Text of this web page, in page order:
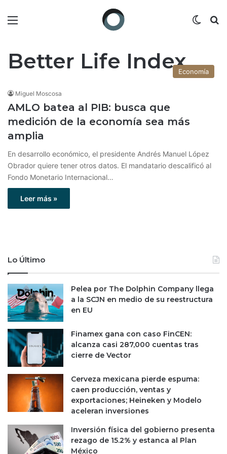
Better Life IndexEconomía
Miguel Moscosa
AMLO batea al PIB: busca que
medición de la economía sea más
amplia
En desarrollo económico, el presidente Andrés Manuel López
Obrador quiere tener otros datos. El mandatario descalificó al
Fondo Monetario Internacional…
Leer más »
Lo Último
Pelea por The Dolphin Company llega
a la SCJN en medio de su reestructura
en EU
Finamex gana con caso FinCEN:
alcanza casi 287,000 cuentas tras
cierre de Vector
Cerveza mexicana pierde espuma:
caen producción, ventas y
exportaciones; Heineken y Modelo
aceleran inversiones
Inversión física del gobierno presenta
rezago de 15.2% y estanca al Plan
México